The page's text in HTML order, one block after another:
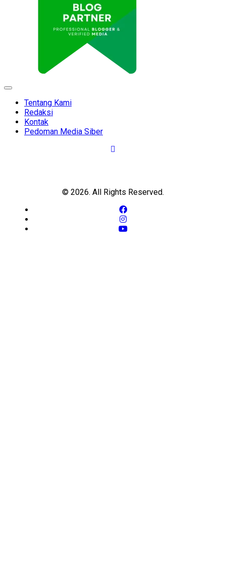
Expand
Tentang Kami
Redaksi
Kontak
Pedoman Media Siber
© 2026. All Rights Reserved.